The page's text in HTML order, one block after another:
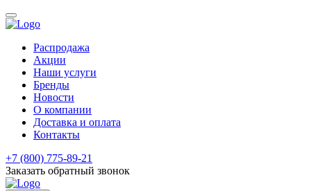
Распродажа
Акции
Наши услуги
Бренды
Новости
О компании
Доставка и оплата
Контакты
+7 (800) 775-89-21
Заказать обратный звонок